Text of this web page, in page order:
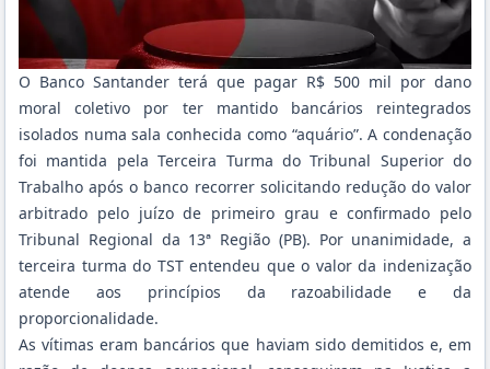
O Banco Santander terá que pagar R$ 500 mil por dano
moral coletivo por ter mantido bancários reintegrados
isolados numa sala conhecida como “aquário”. A condenação
foi mantida pela Terceira Turma do Tribunal Superior do
Trabalho após o banco recorrer solicitando redução do valor
arbitrado pelo juízo de primeiro grau e confirmado pelo
Tribunal Regional da 13ª Região (PB). Por unanimidade, a
terceira turma do TST entendeu que o valor da indenização
atende aos princípios da razoabilidade e da
proporcionalidade.
As vítimas eram bancários que haviam sido demitidos e, em